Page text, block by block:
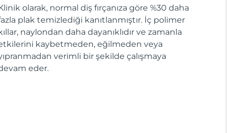
olarak, normal diş fırçanıza göre %30 daha
plak temizlediği kanıtlanmıştır. İç polimer
naylondan daha dayanıklıdır ve zamanla
kaybetmeden, eğilmeden veya
verimli bir şekilde çalışmaya
eder.